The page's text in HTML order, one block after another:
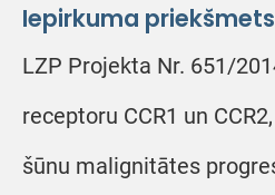
Iepirkuma
LZP Projekta Nr. 651/
receptoru CCR1 un
šūnu malignitātes